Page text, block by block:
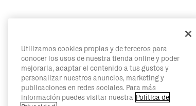
Utilizamos cookies propias y de terceros para
conocer los usos de nuestra tienda online y poder
mejorarla, adaptar el contenido a tus gustos y
personalizar nuestros anuncios, marketing y
publicaciones en redes sociales. Para más
información puedes visitar nuestra Política de